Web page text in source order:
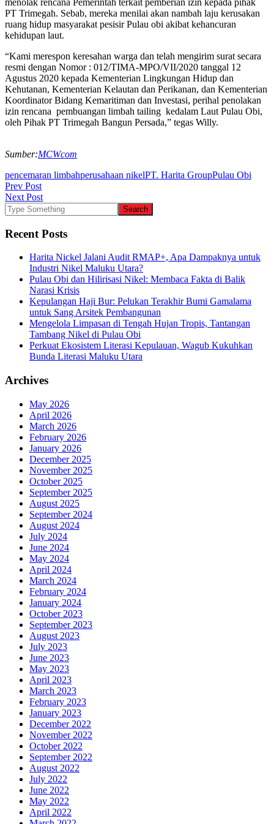
PT Trimegah. Sebab, mereka menilai akan nambah laju kerusakan
ruang hidup masyarakat pesisir Pulau obi akibat kehancuran
kehidupan laut.
“Kami merespon keresahan warga dan telah mengirim surat secara
resmi dengan Nomor : 012/TIMA-MPO/VII/2020 tanggal 12
Agustus 2020 kepada Kementerian Lingkungan Hidup dan
Kehutanan, Kementerian Kelautan dan Perikanan, dan Kementerian
Koordinator Bidang Kemaritiman dan Investasi, perihal penolakan
izin rencana pembuangan limbah tailing kedalam Laut Pulau Obi,
oleh Pihak PT Trimegah Bangun Persada,” tegas Willy.
Sumber:MCWcom
pencemaran limbahperusahaan nikelPT. Harita GroupPulau Obi
Post
navigation
Prev Post
Next Post
Recent Posts
Harita Nickel Jalani Audit RMAP+, Apa Dampaknya untuk
Industri Nikel Maluku Utara?
Pulau Obi dan Hilirisasi Nikel: Membaca Fakta di Balik
Narasi Krisis
Kepulangan Haji Bur: Pelukan Terakhir Bumi Gamalama
untuk Sang Arsitek Pembangunan
Mengelola Limpasan di Tengah Hujan Tropis, Tantangan
Tambang Nikel di Pulau Obi
Perkuat Ekosistem Literasi Kepulauan, Wagub Kukuhkan
Bunda Literasi Maluku Utara
Archives
May 2026
April 2026
March 2026
February 2026
January 2026
December 2025
November 2025
October 2025
September 2025
August 2025
September 2024
August 2024
July 2024
June 2024
May 2024
April 2024
March 2024
February 2024
January 2024
October 2023
September 2023
August 2023
July 2023
June 2023
May 2023
April 2023
March 2023
February 2023
January 2023
December 2022
November 2022
October 2022
September 2022
August 2022
July 2022
June 2022
May 2022
April 2022